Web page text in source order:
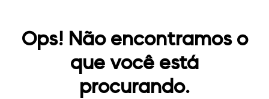
Ops! Não encontramos o
que você está
procurando.